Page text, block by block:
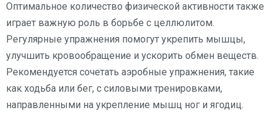
Оптимальное количество физической активности также
играет важную роль в борьбе с целлюлитом.
Регулярные упражнения помогут укрепить мышцы,
улучшить кровообращение и ускорить обмен веществ.
Рекомендуется сочетать аэробные упражнения, такие
как ходьба или бег, с силовыми тренировками,
направленными на укрепление мышц ног и ягодиц.